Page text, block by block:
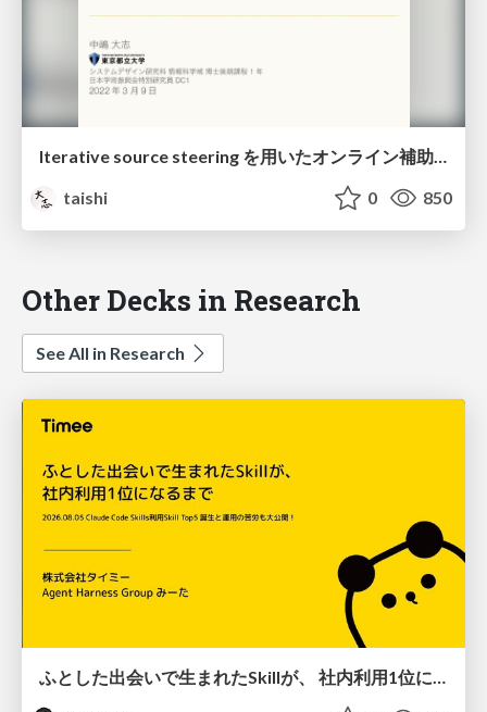
Iterative source steering を用いたオンライン補助関数型独立ベクトル分析に基づくブラインド音源分離 / Blind source separation using online auxiliary-function-based independent vector analysis with iterative source steering
taishi
0 850
Other Decks in Research
See All in Research
ふとした出会いで生まれたSkillが、 社内利用1位になるまで